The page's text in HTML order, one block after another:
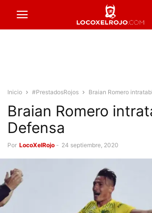
Inicio #PrestadosRojos Braian Romero
Braian Romero
Defensa
Por LocoXelRojo - 24 septiembre, 2020